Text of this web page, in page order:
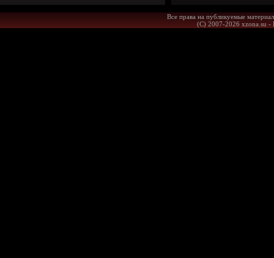
Все права на публикуемые
(С) 2007-2026 xzona.su -